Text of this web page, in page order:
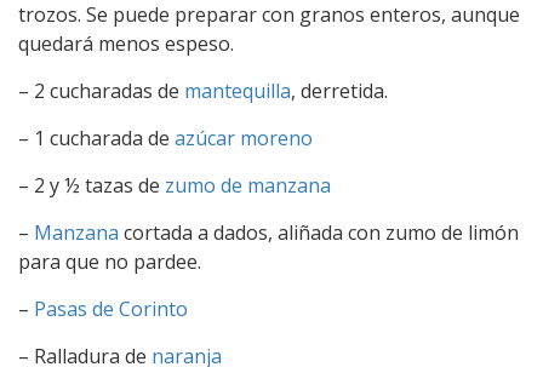
trozos. Se puede preparar con granos enteros, aunque
quedará menos espeso.
– 2 cucharadas de mantequilla, derretida.
– 1 cucharada de azúcar moreno
– 2 y ½ tazas de zumo de manzana
– Manzana cortada a dados, aliñada con zumo de limón
para que no pardee.
– Pasas de Corinto
– Ralladura de naranja